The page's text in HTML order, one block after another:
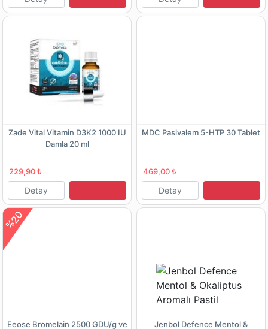
Zade Vital Vitamin D3K2 1000 IU
Damla 20 ml
229,90 ₺
Detay
MDC Pasivalem 5-HTP 30 Tablet
469,00 ₺
Detay
%20
Eeose Bromelain 2500 GDU/g ve
Jenbol Defence Mentol &